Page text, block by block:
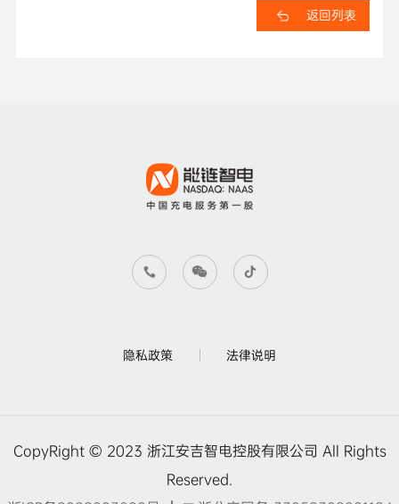
返回列表
隐私政策 法律说明
CopyRight © 2023 浙江安吉智电控股有限公司 All Rights
Reserved.